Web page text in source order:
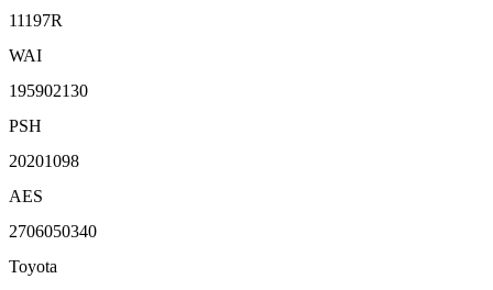
11197R
WAI
195902130
PSH
20201098
AES
2706050340
Toyota